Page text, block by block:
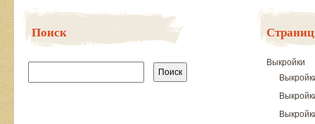
Поиск
Найти:
Выкройки